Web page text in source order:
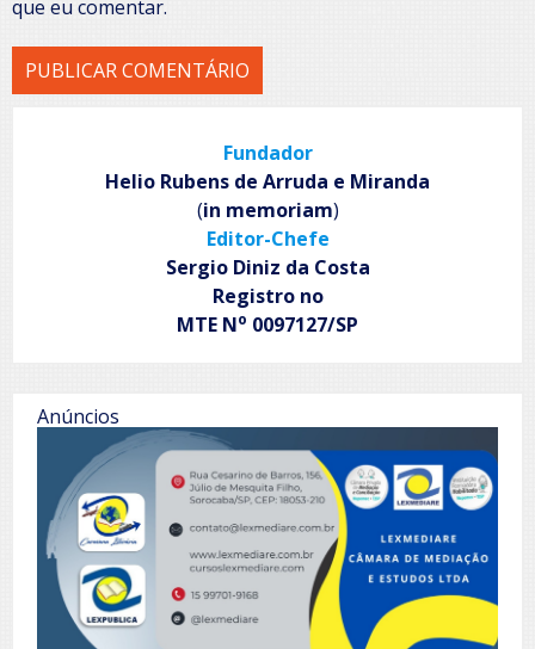
que eu comentar.
Fundador
Helio Rubens de Arruda e Miranda
(in memoriam)
Editor-Chefe
Sergio Diniz da Costa
Registro no
MTE No 0097127/SP
Anúncios